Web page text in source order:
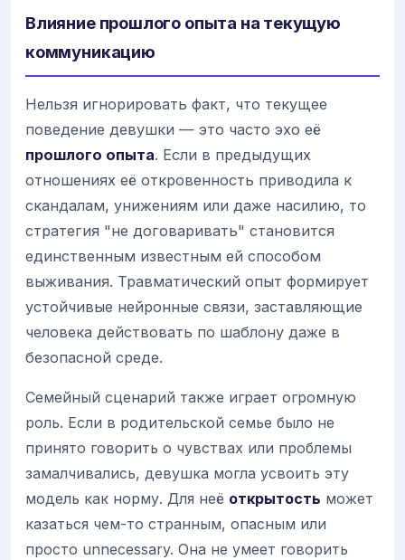
Влияние прошлого опыта на текущую
коммуникацию
Нельзя игнорировать факт, что текущее
поведение девушки — это часто эхо её
прошлого опыта. Если в предыдущих
отношениях её откровенность приводила к
скандалам, унижениям или даже насилию, то
стратегия "не договаривать" становится
единственным известным ей способом
выживания. Травматический опыт формирует
устойчивые нейронные связи, заставляющие
человека действовать по шаблону даже в
безопасной среде.
Семейный сценарий также играет огромную
роль. Если в родительской семье было не
принято говорить о чувствах или проблемы
замалчивались, девушка могла усвоить эту
модель как норму. Для неё открытость может
казаться чем-то странным, опасным или
просто unnecessary. Она не умеет говорить